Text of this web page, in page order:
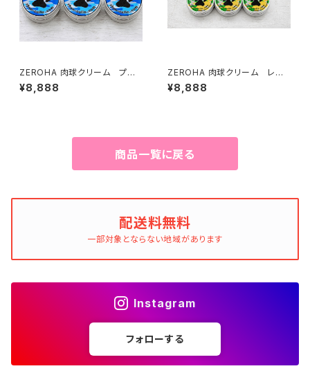
ZEROHA 肉球クリーム プレ
ーン(無香料)タイプ 犬猫用
約33g×3個セット
¥8,888
ZEROHA 肉球クリーム レモ
ンユーカリの香りタイプ 犬猫
用 約33g×3個セット
¥8,888
商品一覧に戻る
配送料無料
一部対象とならない地域があります
Instagram
フォローする